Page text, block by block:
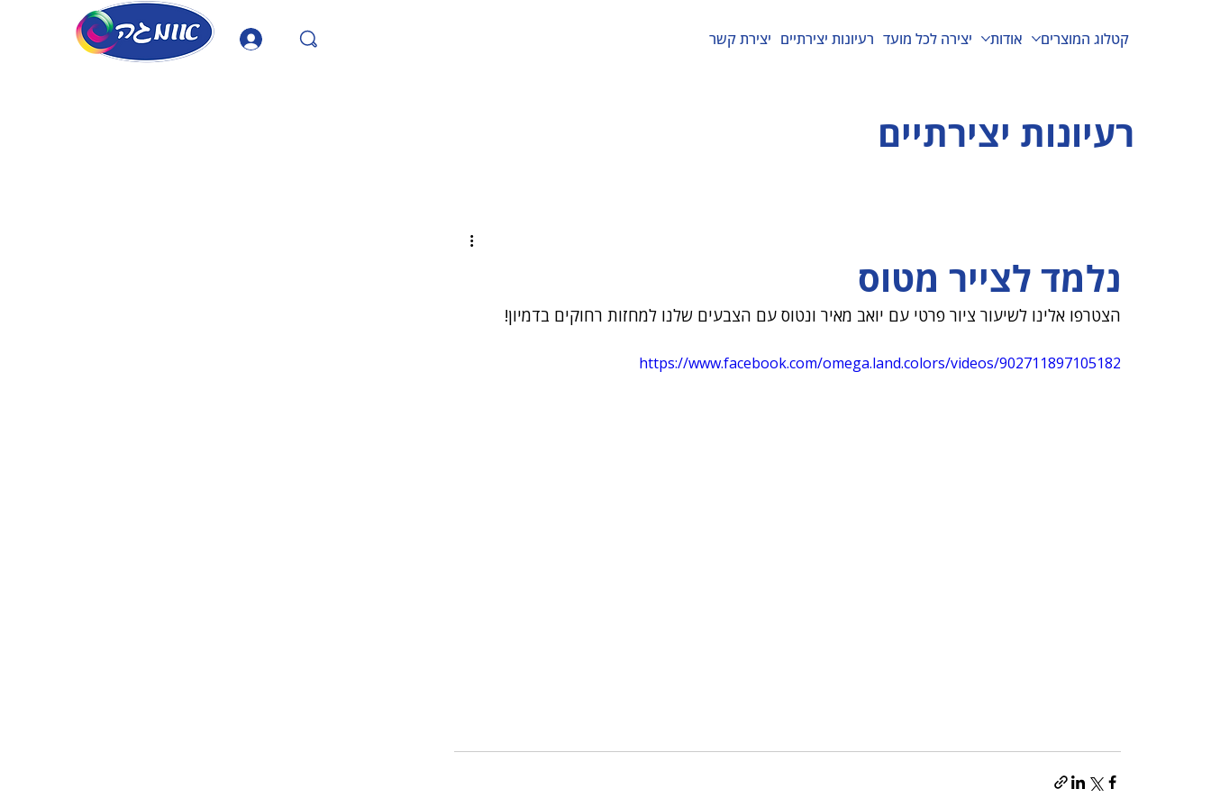
קטלוג המוצרים אודות יצירה לכל מועד רעיונות יצירתיים יצירת קשר
נלמד לצייר מטוס
הצטרפו אלינו לשיעור ציור פרטי עם יואב מאיר ונטוס עם הצבעים שלנו למחזות רחוקים בדמיון!
https://www.facebook.com/omega.land.colors/videos/902711897105182
רעיונות יצירתיים